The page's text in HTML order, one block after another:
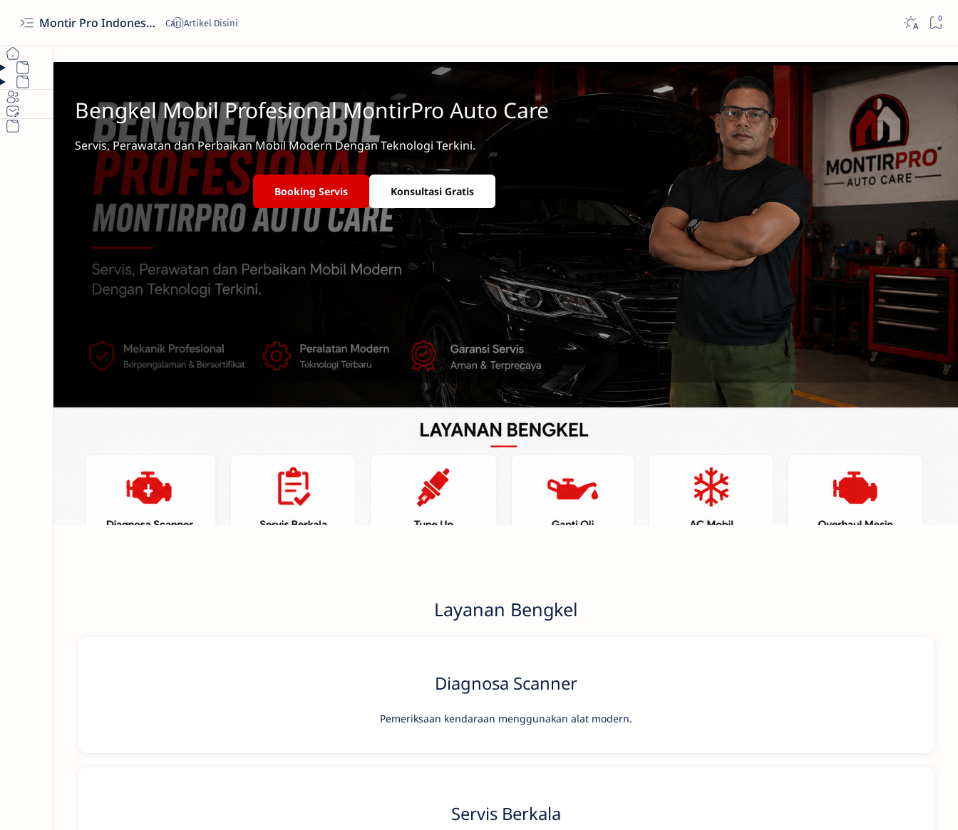
Montir Pro Indonesia
Bengkel Mobil Profesional MontirPro Auto Care
Servis, Perawatan dan Perbaikan Mobil Modern Dengan Teknologi Terkini.
Booking Servis Konsultasi Gratis
Layanan Bengkel
Diagnosa Scanner
Pemeriksaan kendaraan menggunakan alat modern.
Servis Berkala